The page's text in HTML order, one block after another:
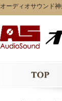
オーディオサウンド